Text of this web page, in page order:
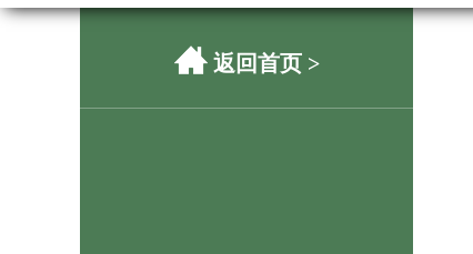
返回首页>